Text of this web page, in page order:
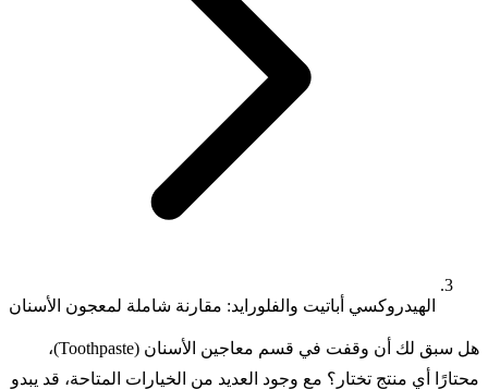
الهيدروكسي أباتيت والفلورايد: مقارنة شاملة لمعجون الأسنان
هل سبق لك أن وقفت في قسم معاجين الأسنان (Toothpaste)،
محتارًا أي منتج تختار؟ مع وجود العديد من الخيارات المتاحة، قد يبدو